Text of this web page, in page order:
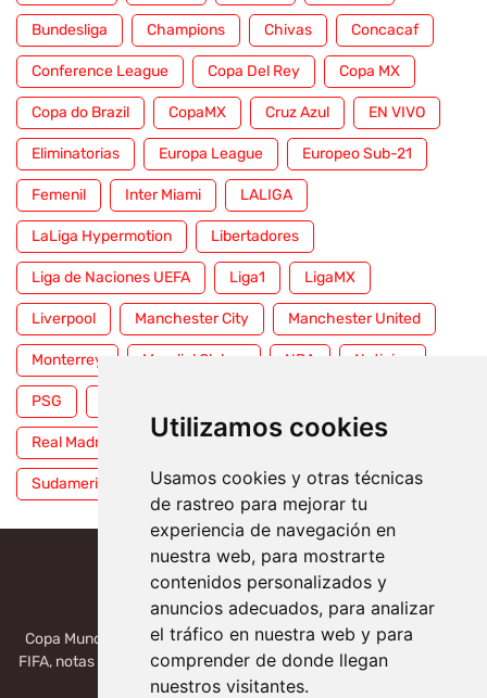
Utilizamos cookies
Usamos cookies y otras técnicas
de rastreo para mejorar tu
experiencia de navegación en
nuestra web, para mostrarte
contenidos personalizados y
anuncios adecuados, para analizar
el tráfico en nuestra web y para
comprender de donde llegan
nuestros visitantes.
Bundesliga Champions Chivas Concacaf
Conference League Copa Del Rey Copa MX
Copa do Brazil CopaMX Cruz Azul EN VIVO
Eliminatorias Europa League Europeo Sub-21
Femenil Inter Miami LALIGA
LaLiga Hypermotion Libertadores
Liga de Naciones UEFA Liga1 LigaMX
Liverpool Manchester City Manchester United
Monterrey Mundial Clubes NBA Noticias
PSG
Real Madrid Selección Mexicana Serie A
Sudamericana Tigres Toluca UFC WWE
Copa Mundial 2026, México, USA, Canadá: Copa del Mundo de la
FIFA, notas deportivas de la liga de Serie A, Liga MX, LALIGA. Toda
la información del futbol mundial.